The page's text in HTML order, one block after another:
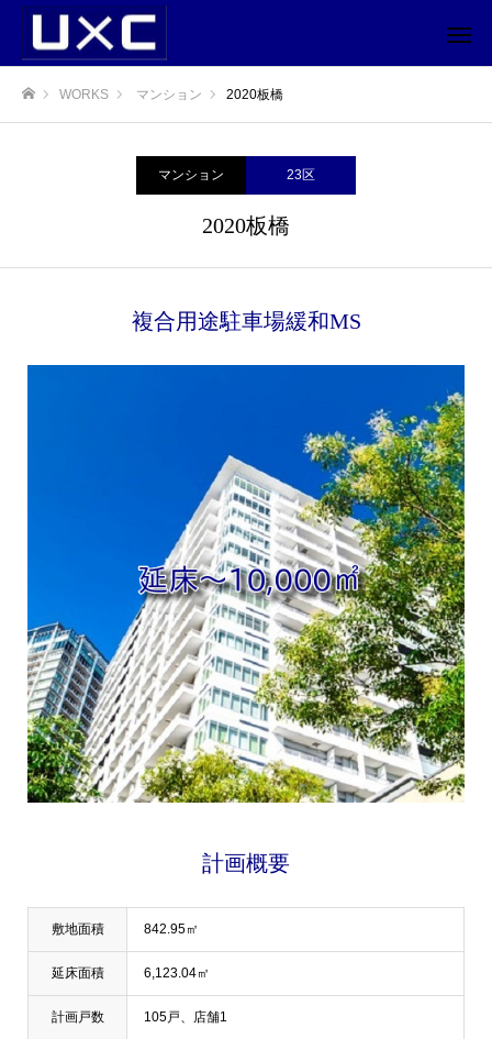
WORKS マンション 2020板橋
マンション 23区
2020板橋
複合用途駐車場緩和MS
計画概要
敷地面積 842.95㎡
延床面積 6,123.04㎡
計画戸数 105戸、店舗1